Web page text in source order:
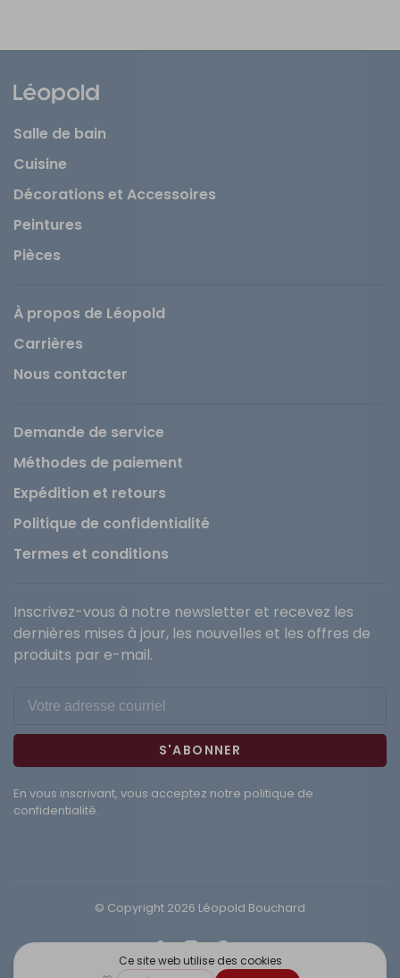
Salle de bain
Cuisine
Décorations et Accessoires
Peintures
Pièces
À propos de Léopold
Carrières
Nous contacter
Demande de service
Méthodes de paiement
Expédition et retours
Politique de confidentialité
Termes et conditions
Inscrivez-vous à notre newsletter et recevez les
dernières mises à jour, les nouvelles et les offres de
produits par e-mail.
S'ABONNER
En vous inscrivant, vous acceptez notre politique de
confidentialité.
© Copyright 2026 Léopold Bouchard